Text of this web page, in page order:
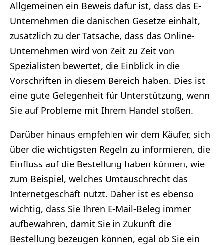
Allgemeinen ein Beweis dafür ist, dass das E-
Unternehmen die dänischen Gesetze einhält,
zusätzlich zu der Tatsache, dass das Online-
Unternehmen wird von Zeit zu Zeit von
Spezialisten bewertet, die Einblick in die
Vorschriften in diesem Bereich haben. Dies ist
eine gute Gelegenheit für Unterstützung, wenn
Sie auf Probleme mit Ihrem Handel stoßen.
Darüber hinaus empfehlen wir dem Käufer, sich
über die wichtigsten Regeln zu informieren, die
Einfluss auf die Bestellung haben können, wie
zum Beispiel, welches Umtauschrecht das
Internetgeschäft nutzt. Daher ist es ebenso
wichtig, dass Sie Ihren E-Mail-Beleg immer
aufbewahren, damit Sie in Zukunft die
Bestellung bezeugen können, egal ob Sie ein